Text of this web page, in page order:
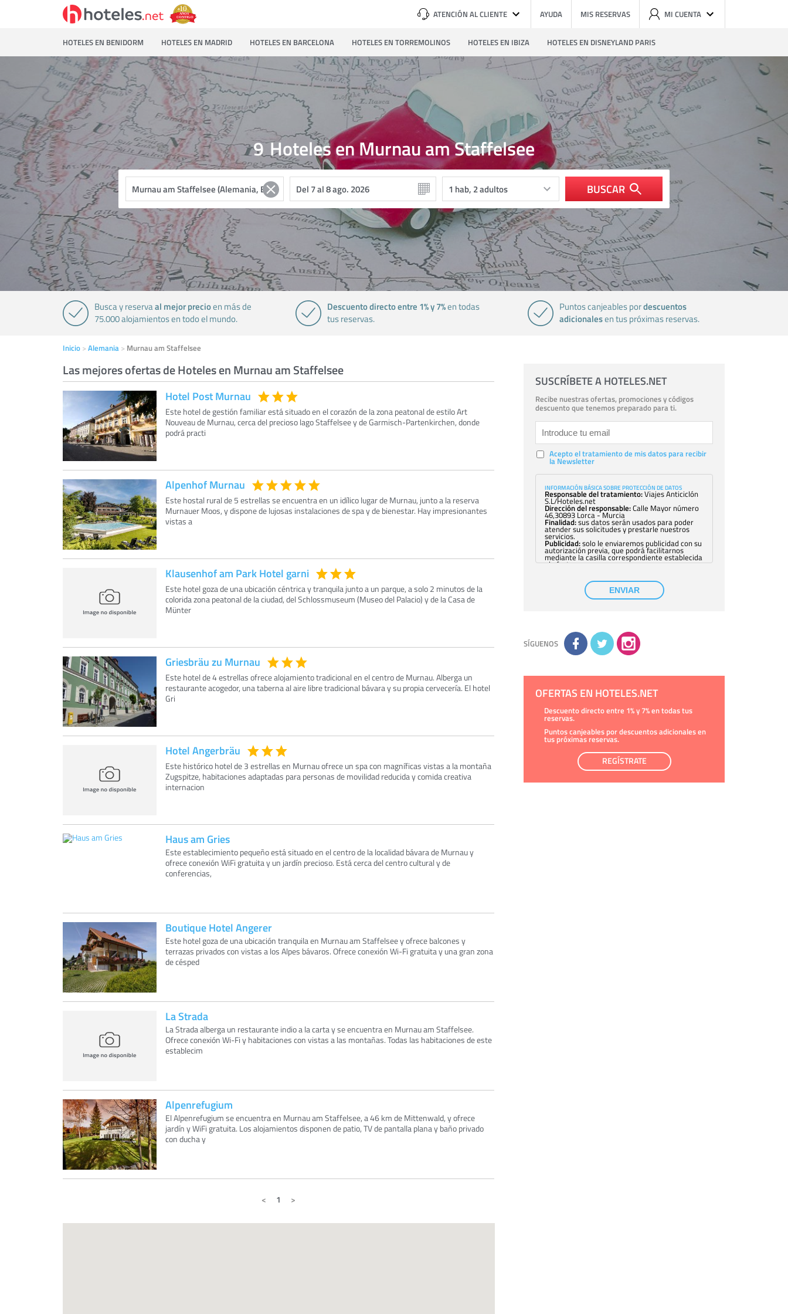
ATENCIÓN AL CLIENTE AYUDA MIS RESERVAS MI CUENTA
HOTELES EN BENIDORM HOTELES EN MADRID HOTELES EN BARCELONA HOTELES EN TORREMOLINOS HOTELES EN IBIZA HOTELES EN DISNEYLAND PARIS
Hoteles en Murnau am Staffelsee
9
BUSCAR
Busca y reservaal mejor precioen más de
75.000 alojamientos en todo el mundo.
Descuento directo entre 1% y 7%en todas
tus reservas.
Puntos canjeables pordescuentos
adicionalesen tus próximas reservas.
Inicio Alemania Murnau am Staffelsee
Las mejores ofertas de Hoteles en Murnau am Staffelsee
Hotel Post Murnau
Este hotel de gestión familiar está situado en el corazón de la zona peatonal de estilo Art
Nouveau de Murnau, cerca del precioso lago Staffelsee y de Garmisch-Partenkirchen, donde
podrá practi
Alpenhof Murnau
Este hostal rural de 5 estrellas se encuentra en un idílico lugar de Murnau, junto a la reserva
Murnauer Moos, y dispone de lujosas instalaciones de spa y de bienestar. Hay impresionantes
vistas a
Klausenhof am Park Hotel garni
Este hotel goza de una ubicación céntrica y tranquila junto a un parque, a solo 2 minutos de la
colorida zona peatonal de la ciudad, del Schlossmuseum (Museo del Palacio) y de la Casa de
Münter
Griesbräu zu Murnau
Este hotel de 4 estrellas ofrece alojamiento tradicional en el centro de Murnau. Alberga un
restaurante acogedor, una taberna al aire libre tradicional bávara y su propia cervecería. El hotel
Gri
Hotel Angerbräu
Este histórico hotel de 3 estrellas en Murnau ofrece un spa con magníficas vistas a la montaña
Zugspitze, habitaciones adaptadas para personas de movilidad reducida y comida creativa
internacion
Haus am Gries
Este establecimiento pequeño está situado en el centro de la localidad bávara de Murnau y
ofrece conexión WiFi gratuita y un jardín precioso. Está cerca del centro cultural y de
conferencias,
Boutique Hotel Angerer
Este hotel goza de una ubicación tranquila en Murnau am Staffelsee y ofrece balcones y
terrazas privados con vistas a los Alpes bávaros. Ofrece conexión Wi-Fi gratuita y una gran zona
de césped
La Strada
La Strada alberga un restaurante indio a la carta y se encuentra en Murnau am Staffelsee.
Ofrece conexión Wi-Fi y habitaciones con vistas a las montañas. Todas las habitaciones de este
establecim
Alpenrefugium
El Alpenrefugium se encuentra en Murnau am Staffelsee, a 46 km de Mittenwald, y ofrece
jardín y WiFi gratuita. Los alojamientos disponen de patio, TV de pantalla plana y baño privado
con ducha y
1
SUSCRÍBETE A HOTELES.NET
Recibe nuestras ofertas, promociones y códigos
descuento que tenemos preparado para ti.
Acepto el tratamiento de mis datos para recibir
la Newsletter
INFORMACIÓN BÁSICA SOBRE PROTECCIÓN DE DATOS
Responsable del tratamiento:Viajes Anticiclón
S.L/Hoteles.net
Dirección del responsable:Calle Mayor número
46,30893 Lorca - Murcia
Finalidad:sus datos serán usados para poder
atender sus solicitudes y prestarle nuestros
servicios.
Publicidad:solo le enviaremos publicidad con su
autorización previa, que podrá facilitarnos
mediante la casilla correspondiente establecida
al efecto.
con su consentimiento previo, que podrá
facilitarnos mediante la casilla correspondiente
establecida al efecto.
Destinatarios:con carácter general, sólo el
Derechos:tiene derecho a saber qué
información tenemos sobre usted, corregirla y
eliminarla, tal y como se explica en la
información adicional disponible en nuestra
la información adicional y detallada sobre cómo
ENVIAR
SÍGUENOS
OFERTAS EN HOTELES.NET
Descuento directo entre 1% y 7% en todas tus
reservas.
Puntos canjeables por descuentos adicionales en
tus próximas reservas.
REGÍSTRATE